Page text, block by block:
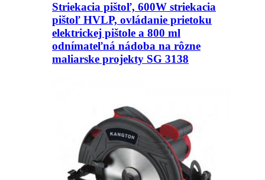
Striekacia pištoľ, 600W striekacia
pištoľ HVLP, ovládanie prietoku
elektrickej pištole a 800 ml
odnímateľná nádoba na rôzne
maliarske projekty SG 3138